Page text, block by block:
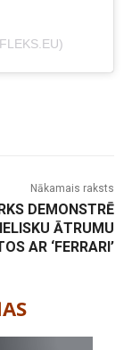
Nākamais raksts
DEMONSTRĒ
ĀTRUMU
AR ‘FERRARI’